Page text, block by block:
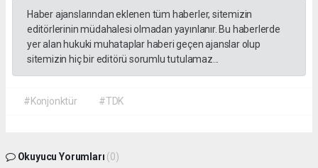
Haber ajanslarından eklenen tüm haberler, sitemizin
editörlerinin müdahalesi olmadan yayınlanır. Bu haberlerde
yer alan hukuki muhataplar haberi geçen ajanslar olup
sitemizin hiç bir editörü sorumlu tutulamaz...
#Konjonktür #TDK
Okuyucu Yorumları (0)